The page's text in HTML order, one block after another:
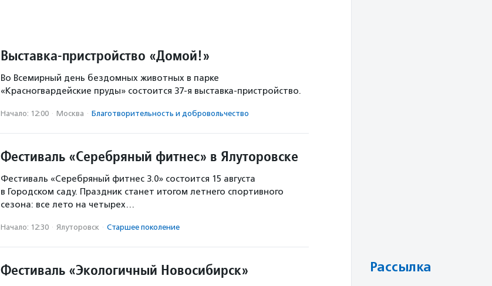
Выставка-пристройство «Домой!»
Во Всемирный день бездомных животных в парке
«Красногвардейские пруды» состоится 37-я выставка-пристройство.
Начало: 12:00 · Москва · Благотвори­тель­ность и доброволь­чест­во
Фестиваль «Серебряный фитнес» в Ялуторовске
Фестиваль «Серебряный фитнес 3.0» состоится 15 августа
в Городском саду. Праздник станет итогом летнего спортивного
сезона: все лето на четырех…
Начало: 12:30 · Ялуторовск · Старшее поколение
Фестиваль «Экологичный Новосибирск» Рассылка